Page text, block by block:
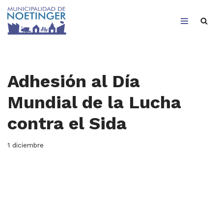
Saltar
Adhesión al Día
Mundial de la Lucha
contra el Sida
1 diciembre